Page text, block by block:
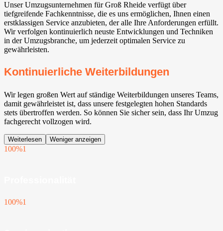
Unser Umzugsunternehmen für Groß Rheide verfügt über
tiefgreifende Fachkenntnisse, die es uns ermöglichen, Ihnen einen
erstklassigen Service anzubieten, der alle Ihre Anforderungen erfüllt.
Wir verfolgen kontinuierlich neuste Entwicklungen und Techniken
in der Umzugsbranche, um jederzeit optimalen Service zu
gewährleisten.
Kontinuierliche Weiterbildungen
Wir legen großen Wert auf ständige Weiterbildungen unseres Teams,
damit gewährleistet ist, dass unsere festgelegten hohen Standards
stets übertroffen werden. So können Sie sicher sein, dass Ihr Umzug
fachgerecht vollzogen wird.
Weiterlesen Weniger anzeigen
100%1
100%1